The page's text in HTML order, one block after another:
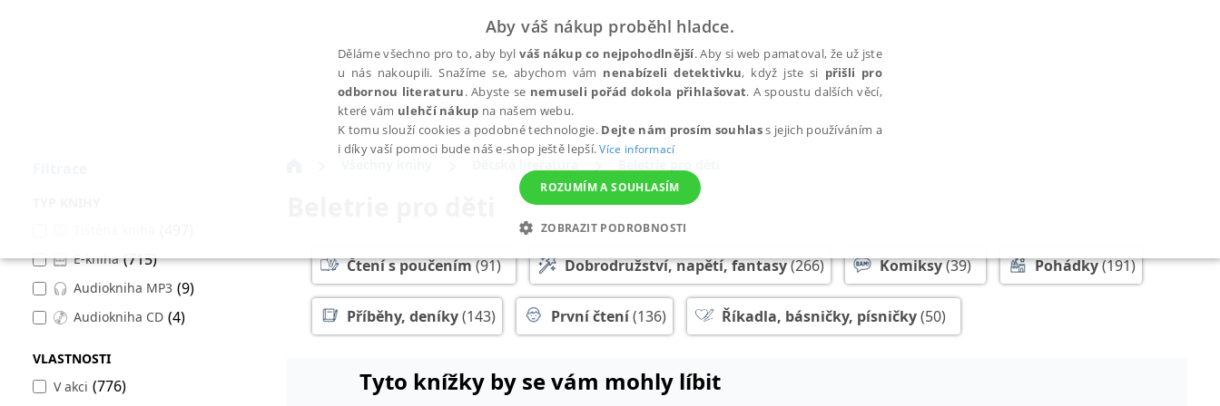
E-kniha (715)
Audiokniha MP3 (9)
Audiokniha CD (4)
VLASTNOSTI
V akci (776)
Čtení s poučením(91) Dobrodružství, napětí, fantasy(266) Komiksy(39) Pohádky(191)
Příběhy, deníky(143) První čtení(136) Říkadla, básničky, písničky(50)
Tyto knížky by se vám mohly líbit
Aby váš nákup proběhl hladce.
Děláme všechno pro to, aby bylváš nákup co nejpohodlnější. Aby si web pamatoval, že už jste
u nás nakoupili. Snažíme se, abychom vám nenabízeli detektivku, když jste si přišli pro
odbornou literaturu. Abyste se nemuseli pořád dokola přihlašovat. A spoustu dalších věcí,
které vám ulehčí nákup na našem webu.
K tomu slouží cookies a podobné technologie. Dejte nám prosím souhlass jejich používáním a
i díky vaší pomoci bude náš e-shop ještě lepší.Více informací
ROZUMÍM A SOUHLASÍM
ZOBRAZIT PODROBNOSTI
NEZBYTNÉ ANALYTICKÉ MARKETINGOVÉ FUNKČNÍ NEZAŘAZENÉ SOUBORY
Nezbytné Analytické Marketingové Funkční Nezařazené soubory
Nezbytně nutné soubory cookie umožňují základní funkce webových stránek, jako je přihlášení uživatele a správa účtu. Webové stránky nelze bez nezbytně nutných souborů cookie správně používat.